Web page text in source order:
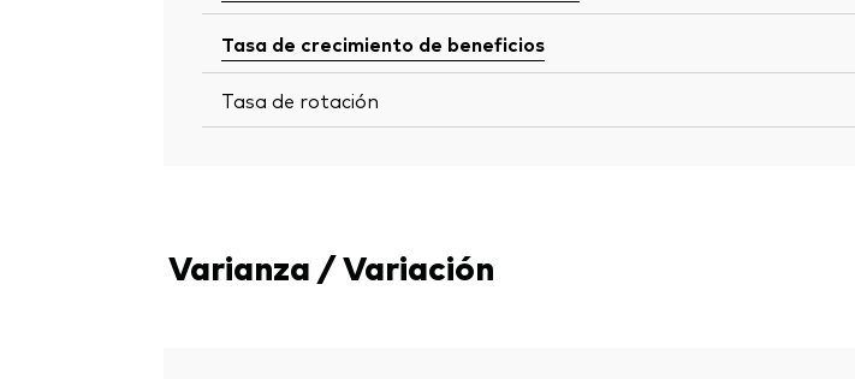
Tasa de crecimiento de beneficios
Tasa de rotación
Varianza / Variación